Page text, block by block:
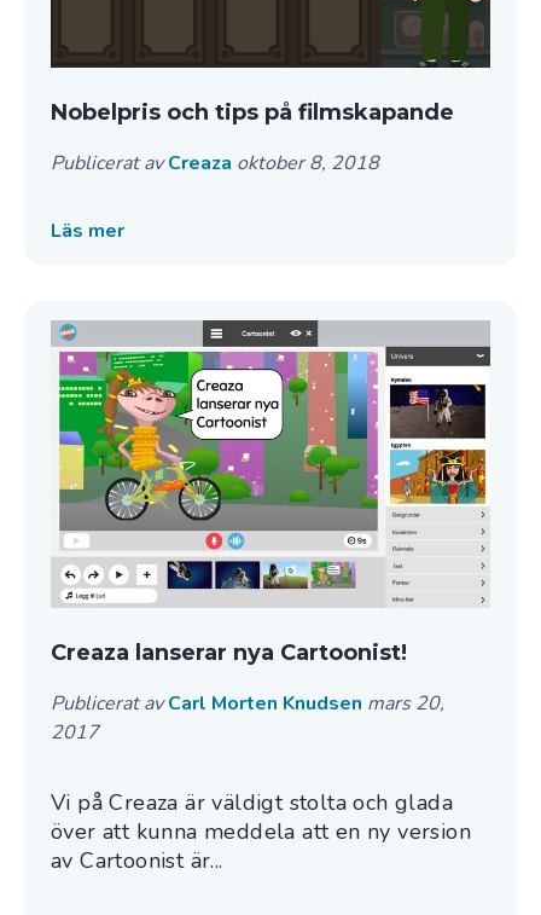
Nobelpris och tips på filmskapande
Publicerat avCreaza oktober 8, 2018
Läs mer
Creaza lanserar nya Cartoonist!
Publicerat avCarl Morten Knudsen mars 20,
2017
Vi på Creaza är väldigt stolta och glada
över att kunna meddela att en ny version
av Cartoonist är...